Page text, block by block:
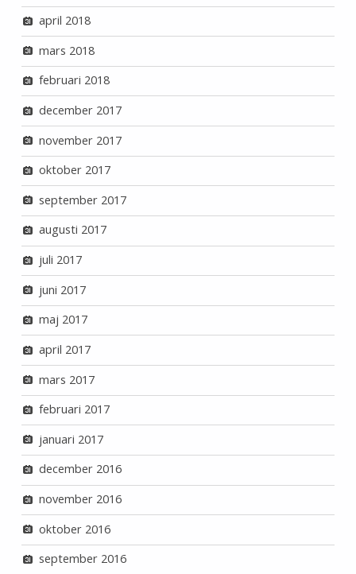
april 2018
mars 2018
februari 2018
december 2017
november 2017
oktober 2017
september 2017
augusti 2017
juli 2017
juni 2017
maj 2017
april 2017
mars 2017
februari 2017
januari 2017
december 2016
november 2016
oktober 2016
september 2016